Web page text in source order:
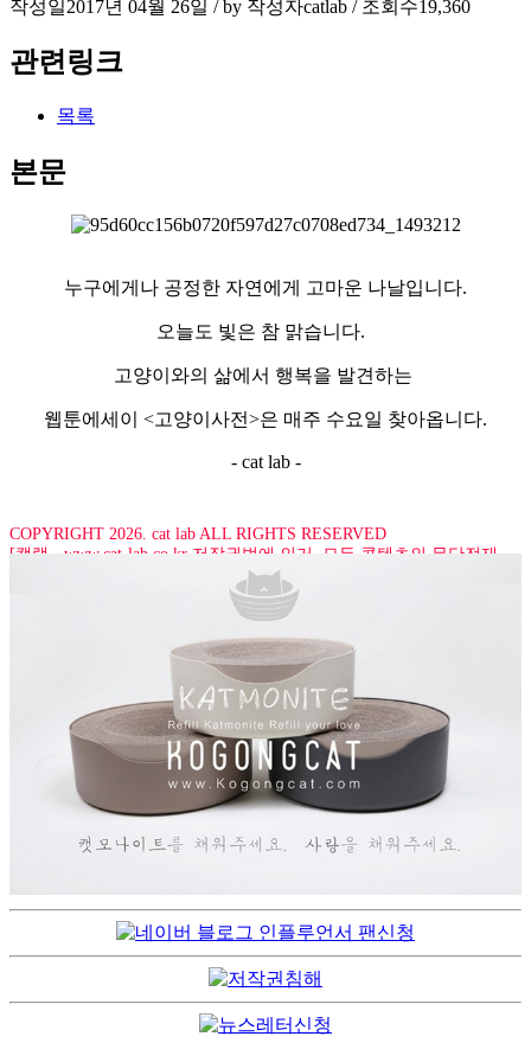
작성일2017년 04월 26일 / by 작성자catlab / 조회수19,360
관련링크
목록
본문
누구에게나 공정한 자연에게 고마운 나날입니다.
오늘도 빛은 참 맑습니다.
고양이와의 삶에서 행복을 발견하는
웹툰에세이 <고양이사전>은 매주 수요일 찾아옵니다.
- cat lab -
COPYRIGHT 2026. cat lab ALL RIGHTS RESERVED
[캣랩 - www.cat-lab.co.kr 저작권법에 의거, 모든 콘텐츠의 무단전재,
복사, 재배포, 2차 변경을 금합니다]